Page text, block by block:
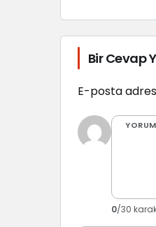
Bir Cevap
E-posta
0/30